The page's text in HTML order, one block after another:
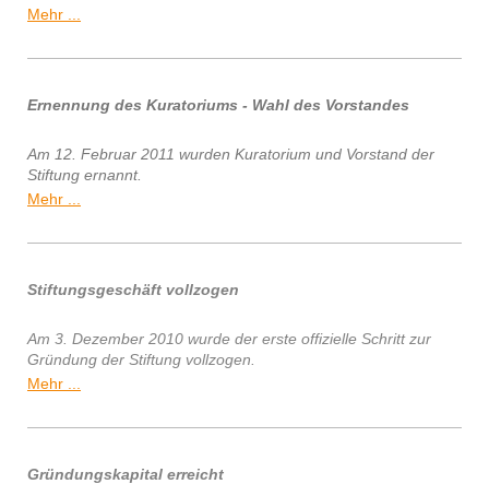
Mehr ...
Ernennung des Kuratoriums - Wahl des Vorstandes
Am 12. Februar 2011 wurden Kuratorium und Vorstand der
Stiftung ernannt.
Mehr ...
Stiftungsgeschäft vollzogen
Am 3. Dezember 2010 wurde der erste offizielle Schritt zur
Gründung der Stiftung vollzogen.
Mehr ...
Gründungskapital erreicht